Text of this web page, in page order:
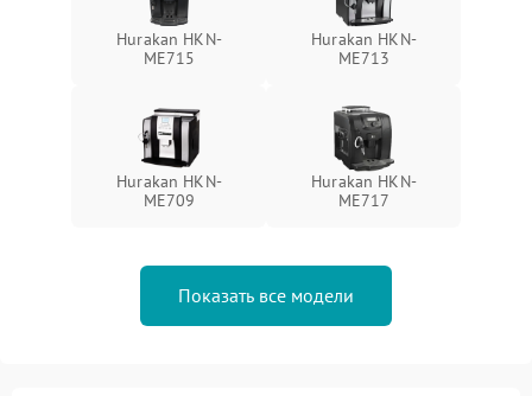
Hurakan HKN-
ME715
Hurakan HKN-
ME713
Hurakan HKN-
ME709
Hurakan HKN-
ME717
Показать все модели